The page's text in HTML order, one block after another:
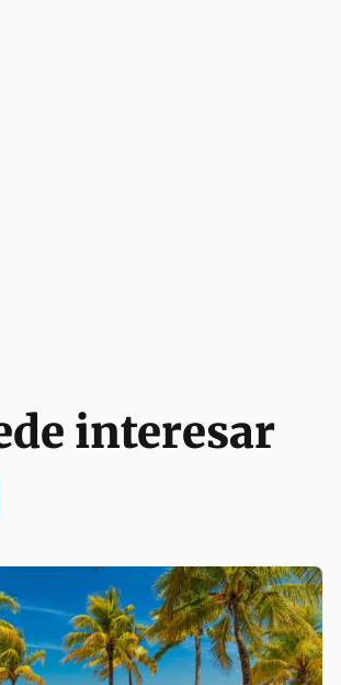
interesar